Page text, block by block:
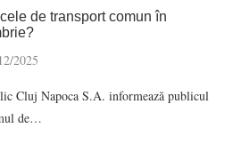
de transport comun în
2025
Cluj Napoca S.A. informează publicul
de…